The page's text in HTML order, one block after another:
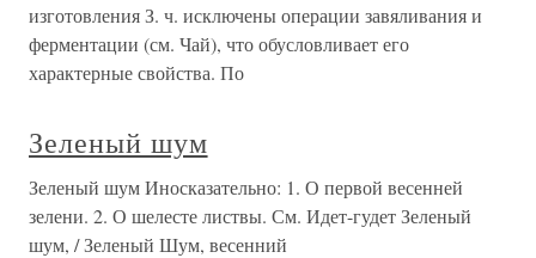
изготовления З. ч. исключены операции завяливания и
ферментации (см. Чай), что обусловливает его
характерные свойства. По
Зеленый шум
Зеленый шум Иносказательно: 1. О первой весенней
зелени. 2. О шелесте листвы. См. Идет-гудет Зеленый
шум, / Зеленый Шум, весенний